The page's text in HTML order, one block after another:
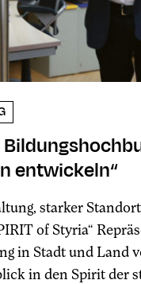
entwickeln“
starker
of Styria“
in Stadt und Land
in den Spirit der